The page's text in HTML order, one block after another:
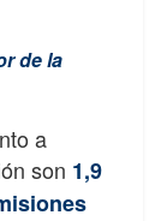
de la
a
son 1,9